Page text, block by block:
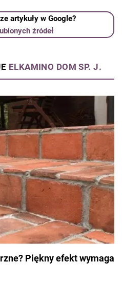
artykuły w Google?
źródeł
ELKAMINO DOM SP. J.
Piękny efekt wymaga